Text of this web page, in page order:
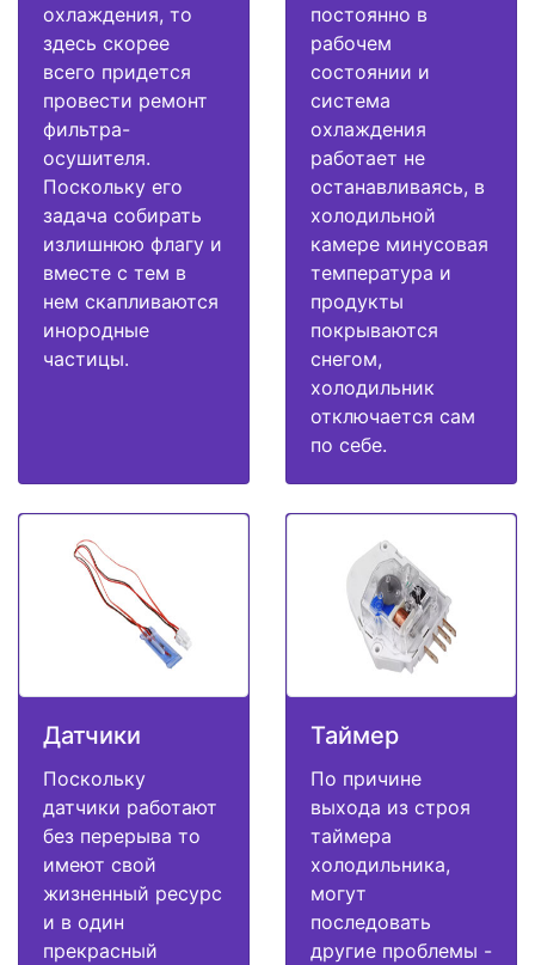
охлаждения, то
здесь скорее
всего придется
провести ремонт
фильтра-
осушителя.
Поскольку его
задача собирать
излишнюю флагу и
вместе с тем в
нем скапливаются
инородные
частицы.
постоянно в
рабочем
состоянии и
система
охлаждения
работает не
останавливаясь, в
холодильной
камере минусовая
температура и
продукты
покрываются
снегом,
холодильник
отключается сам
по себе.
Датчики
Поскольку
датчики работают
без перерыва то
имеют свой
жизненный ресурс
и в один
прекрасный
Таймер
По причине
выхода из строя
таймера
холодильника,
могут
последовать
другие проблемы -